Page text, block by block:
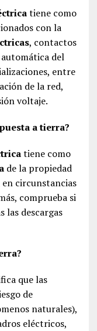
tiene como
con la
, contactos
del
entre
de la red,
voltaje.
a tierra?
tiene como
de la propiedad
circunstancias
comprueba si
las descargas
que las
de
naturales),
eléctricos,